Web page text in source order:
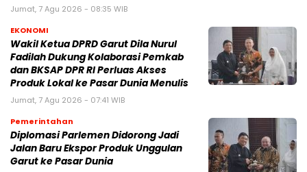
Jumat, 7 Agu 2026 - 08:35 WIB
EKONOMI
Wakil Ketua DPRD Garut Dila Nurul
Fadilah Dukung Kolaborasi Pemkab
dan BKSAP DPR RI Perluas Akses
Produk Lokal ke Pasar Dunia Menulis
Jumat, 7 Agu 2026 - 07:41 WIB
Pemerintahan
Diplomasi Parlemen Didorong Jadi
Jalan Baru Ekspor Produk Unggulan
Garut ke Pasar Dunia